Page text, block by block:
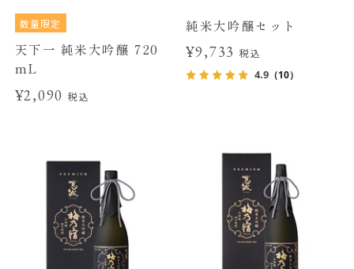
数量限定
天下一 純米大吟醸 720
mL
¥2,090税込
純米大吟醸セット
¥9,733 税込
4.9 （10）